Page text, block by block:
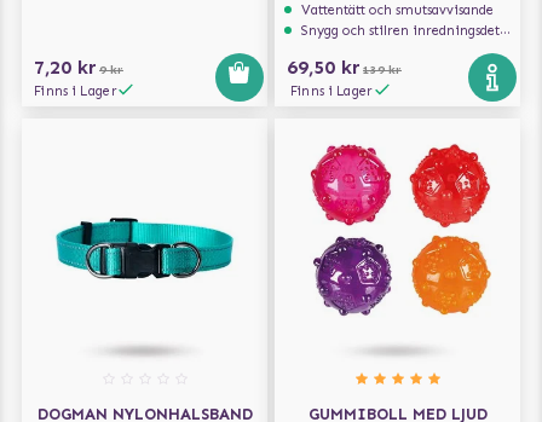
7,20 kr 9 kr
Finns i Lager
Vattentätt och smutsavvisande
Snygg och stilren inredningsdetalj
69,50 kr 139 kr
Finns i Lager
DOGMAN NYLONHALSBAND GUMMIBOLL MED LJUD